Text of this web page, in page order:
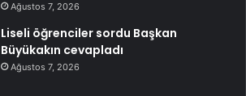
Ağustos 7, 2026
Liseli öğrenciler sordu Başkan
Büyükakın cevapladı
Ağustos 7, 2026